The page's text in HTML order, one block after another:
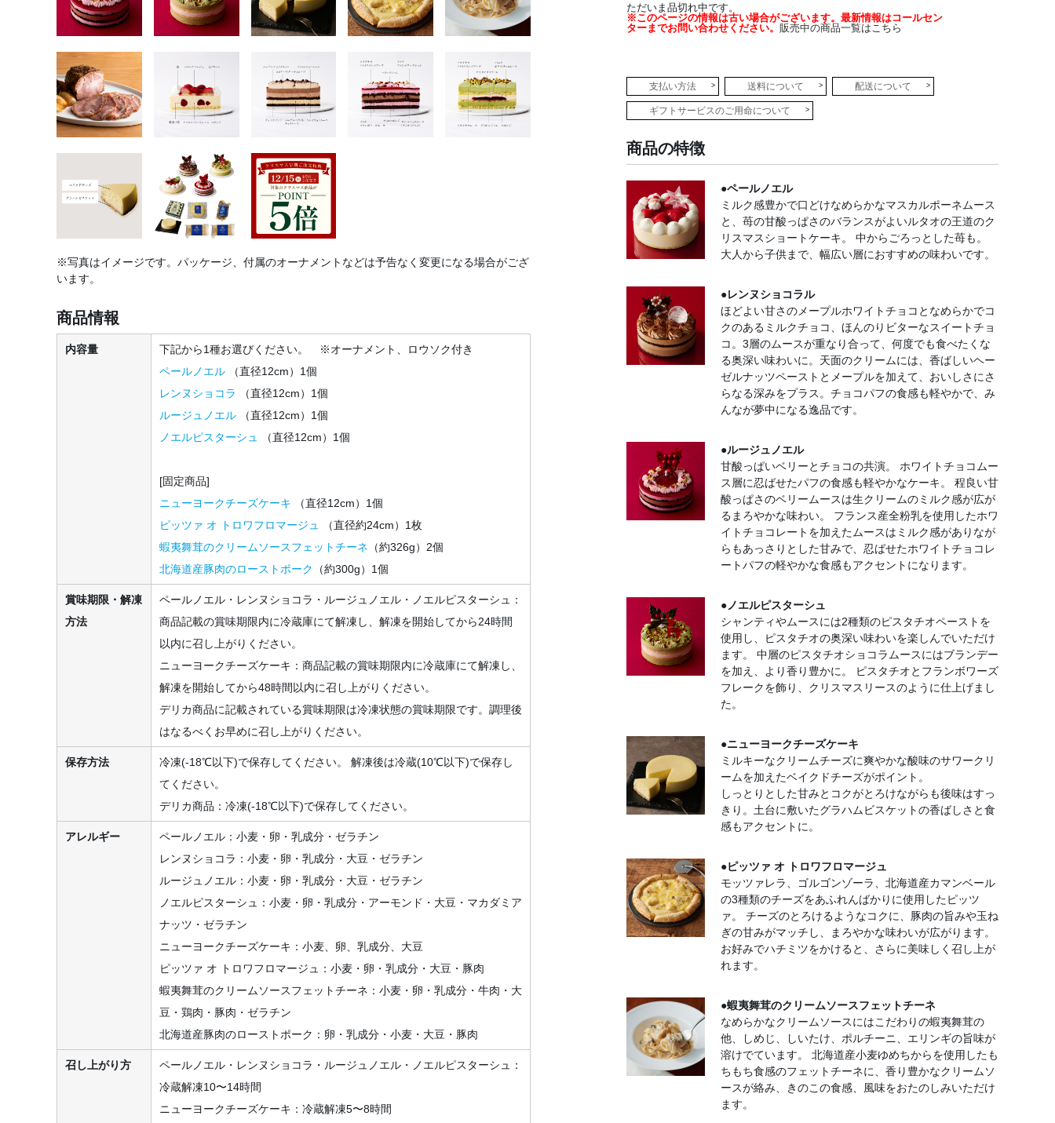
ただいま品切れ中です。
※このページの情報は古い場合がございます。最新情報はコールセン
ターまでお問い合わせください。 販売中の商品一覧はこちら
支払い方法 送料について 配送について
ギフトサービスのご用命について
商品の特徴
●ペールノエル
ミルク感豊かで口どけなめらかなマスカルポーネムース
と、苺の甘酸っぱさのバランスがよいルタオの王道のク
リスマスショートケーキ。 中からごろっとした苺も。
大人から子供まで、幅広い層におすすめの味わいです。
●レンヌショコラル
ほどよい甘さのメープルホワイトチョコとなめらかでコ
クのあるミルクチョコ、ほんのりビターなスイートチョ
コ。3層のムースが重なり合って、何度でも食べたくな
る奥深い味わいに。天面のクリームには、香ばしいヘー
ゼルナッツペーストとメープルを加えて、おいしさにさ
らなる深みをプラス。チョコパフの食感も軽やかで、み
んなが夢中になる逸品です。
●ルージュノエル
甘酸っぱいベリーとチョコの共演。 ホワイトチョコムー
ス層に忍ばせたパフの食感も軽やかなケーキ。 程良い甘
酸っぱさのベリームースは生クリームのミルク感が広が
るまろやかな味わい。 フランス産全粉乳を使用したホワ
イトチョコレートを加えたムースはミルク感がありなが
らもあっさりとした甘みで、忍ばせたホワイトチョコレ
ートパフの軽やかな食感もアクセントになります。
●ノエルピスターシュ
シャンティやムースには2種類のピスタチオペーストを
使用し、ピスタチオの奥深い味わいを楽しんでいただけ
ます。 中層のピスタチオショコラムースにはブランデー
を加え、より香り豊かに。 ピスタチオとフランボワーズ
フレークを飾り、クリスマスリースのように仕上げまし
た。
●ニューヨークチーズケーキ
ミルキーなクリームチーズに爽やかな酸味のサワークリ
ームを加えたベイクドチーズがポイント。
しっとりとした甘みとコクがとろけながらも後味はすっ
きり。土台に敷いたグラハムビスケットの香ばしさと食
感もアクセントに。
●ピッツァ オ トロワフロマージュ
モッツァレラ、ゴルゴンゾーラ、北海道産カマンベール
の3種類のチーズをあふれんばかりに使用したピッツ
ァ。 チーズのとろけるようなコクに、豚肉の旨みや玉ね
ぎの甘みがマッチし、まろやかな味わいが広がります。
お好みでハチミツをかけると、さらに美味しく召し上が
れます。
●蝦夷舞茸のクリームソースフェットチーネ
なめらかなクリームソースにはこだわりの蝦夷舞茸の
他、しめじ、しいたけ、ポルチーニ、エリンギの旨味が
溶けでています。 北海道産小麦ゆめちからを使用したも
ちもち食感のフェットチーネに、香り豊かなクリームソ
ースが絡み、きのこの食感、風味をおたのしみいただけ
ます。
※写真はイメージです。パッケージ、付属のオーナメントなどは予告なく変更になる場合がござ
います。
商品情報
内容量
下記から1種お選びください。 ※オーナメント、ロウソク付き
ペールノエル （直径12cm）1個
レンヌショコラ
（直径12cm）1個
ルージュノエル （直径12cm）1個
ノエルピスターシュ
（直径12cm）1個
[固定商品]
ニューヨークチーズケーキ （直径12cm）1個
ピッツァ オ トロワフロマージュ
（直径約24cm）1枚
蝦夷舞茸のクリームソースフェットチーネ （約326g）2個
北海道産豚肉のローストポーク
（約300g）1個
賞味期限・解凍
方法
ペールノエル・レンヌショコラ・ルージュノエル・ノエルピスターシュ：
商品記載の賞味期限内に冷蔵庫にて解凍し、解凍を開始してから24時間
以内に召し上がりください。
ニューヨークチーズケーキ：商品記載の賞味期限内に冷蔵庫にて解凍し、
解凍を開始してから48時間以内に召し上がりください。
デリカ商品に記載されている賞味期限は冷凍状態の賞味期限です。調理後
はなるべくお早めに召し上がりください。
保存方法
冷凍(-18℃以下)で保存してください。 解凍後は冷蔵(10℃以下)で保存し
てください。
デリカ商品：冷凍(-18℃以下)で保存してください。
アレルギー
ペールノエル：小麦・卵・乳成分・ゼラチン
レンヌショコラ：小麦・卵・乳成分・大豆・ゼラチン
ルージュノエル：小麦・卵・乳成分・大豆・ゼラチン
ノエルピスターシュ：小麦・卵・乳成分・アーモンド・大豆・マカダミア
ナッツ・ゼラチン
ニューヨークチーズケーキ：小麦、卵、乳成分、大豆
ピッツァ オ トロワフロマージュ：小麦・卵・乳成分・大豆・豚肉
蝦夷舞茸のクリームソースフェットチーネ：小麦・卵・乳成分・牛肉・大
豆・鶏肉・豚肉・ゼラチン
北海道産豚肉のローストポーク：卵・乳成分・小麦・大豆・豚肉
召し上がり方
ペールノエル・レンヌショコラ・ルージュノエル・ノエルピスターシュ：
冷蔵解凍10〜14時間
ニューヨークチーズケーキ：冷蔵解凍5〜8時間